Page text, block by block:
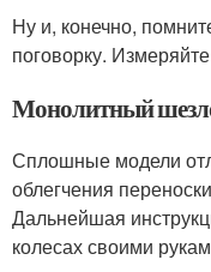
Ну и, конечно,
поговорку.
Монолитный
Сплошные модели
облегчения
Дальнейшая
колесах своими